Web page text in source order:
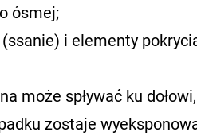
ósmej;
i elementy
może spływać ku dołowi,
zostaje